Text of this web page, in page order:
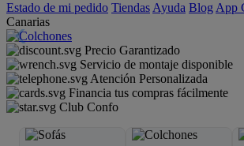
Estado de mi pedido Tiendas Ayuda Blog App
Canarias
Precio Garantizado
Servicio de montaje disponible
Atención Personalizada
Financia tus compras fácilmente
Club Confo